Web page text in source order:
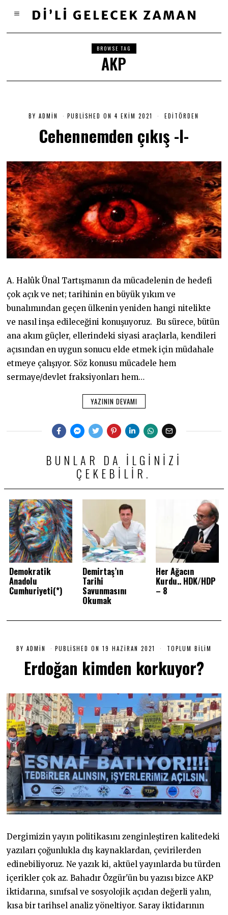
BROWSE TAG
AKP
BYADMIN PUBLISHED ON 4 EKIM 2021
K
I
0
2
EDITÖRDEN
Cehennemden çıkış -I-
A. Halûk Ünal Tartışmanın da mücadelenin de hedefi
çok açık ve net; tarihinin en büyük yıkım ve
bunalımından geçen ülkenin yeniden hangi nitelikte
ve nasıl inşa edileceğini konuşuyoruz. Bu sürece, bütün
ana akım güçler, ellerindeki siyasi araçlarla, kendileri
açısından en uygun sonucu elde etmek için müdahale
etmeye çalışıyor. Söz konusu mücadele hem
sermaye/devlet fraksiyonları hem…
YAZININ DEVAMI
BUNLAR DA ILGINIZI
ÇEKEBILIR.
Demokratik
Anadolu
Cumhuriyeti(*)
Demirtaş’ın
Tarihi
Savunmasını
Okumak
Her Ağacın
Kurdu.. HDK/HDP
– 8
BY ADMIN PUBLISHED ON 19 HAZIRAN 2021
H
A
R
A
N
2
0
2
1
TOPLUM BILIM
Erdoğan kimden korkuyor?
Dergimizin yayın politikasını zenginleştiren kalitedeki
yazıları çoğunlukla dış kaynaklardan, çevirilerden
edinebiliyoruz. Ne yazık ki, aktüel yayınlarda bu türden
içerikler çok az. Bahadır Özgür'ün bu yazısı bizce AKP
iktidarına, sınıfsal ve sosyolojik açıdan değerli yalın,
kısa bir tarihsel analiz yöneltiyor. Saray iktidarının